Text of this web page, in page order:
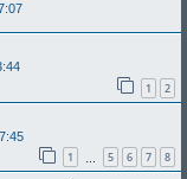
1 2
1 5 6 7 8